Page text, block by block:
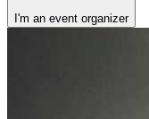
I'm an event organizer